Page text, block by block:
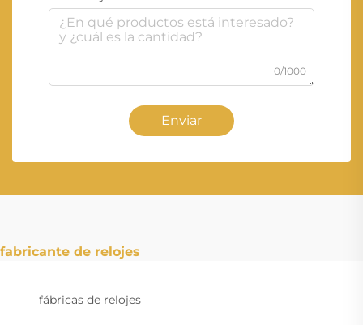
0/1000
Enviar
fabricante de relojes
fábricas de relojes